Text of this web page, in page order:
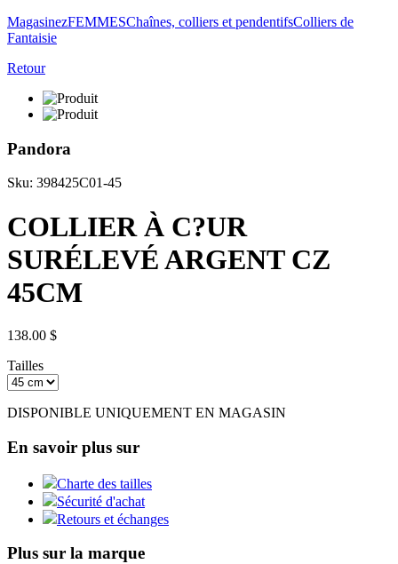
MagasinezFEMMESChaînes, colliers et pendentifsColliers de
Fantaisie
Retour
Pandora
Sku: 398425C01-45
COLLIER À C?UR
SURÉLEVÉ ARGENT CZ
45CM
138.00 $
Tailles
DISPONIBLE UNIQUEMENT EN MAGASIN
En savoir plus sur
Charte des tailles
Sécurité d'achat
Retours et échanges
Plus sur la marque